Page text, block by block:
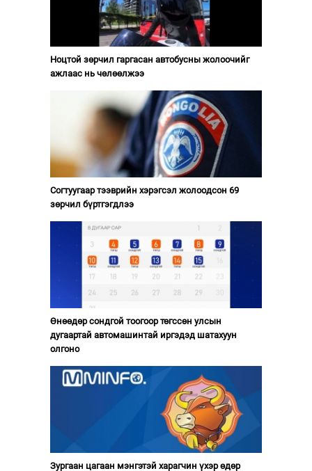
Ноцтой зөрчил гаргасан автобусны жолоочийг
ажлаас нь чөлөөлжээ
Согтуугаар тээврийн хэрэгсэл жолоодсон 69
зөрчил бүртгэгдлээ
Өнөөдөр сондгой тоогоор төгссөн улсын
дугаартай автомашинтай иргэдэд шатахуун
олгоно
Зургаан цагаан мэнгэтэй харагчин үхэр өдөр